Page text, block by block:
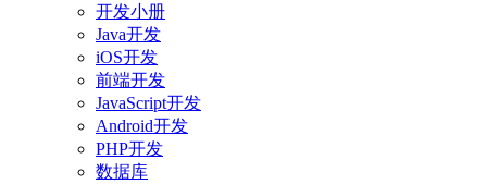
开发小册
Java开发
iOS开发
前端开发
JavaScript开发
Android开发
PHP开发
数据库